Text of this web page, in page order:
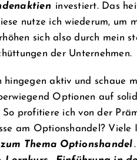
investiert. Das
nutze ich wiederum, um
sich also durch mein
der Unternehmen.
hingegen aktiv und schaue
Optionen auf
profitiere ich von der
am Optionshandel?
Thema Optionshandel